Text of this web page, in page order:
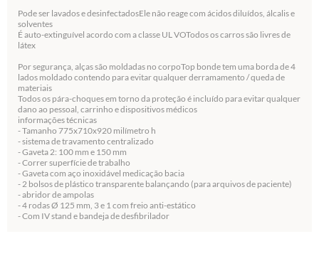
Pode ser lavados e desinfectadosEle não reage com ácidos diluídos, álcalis e
solventes
É auto-extinguível acordo com a classe UL VOTodos os carros são livres de
látex
Por segurança, alças são moldadas no corpoTop bonde tem uma borda de 4
lados moldado contendo para evitar qualquer derramamento / queda de
materiais
Todos os pára-choques em torno da proteção é incluído para evitar qualquer
dano ao pessoal, carrinho e dispositivos médicos
informações técnicas
- Tamanho 775x710x920 milímetro h
- sistema de travamento centralizado
- Gaveta 2: 100 mm e 150 mm
- Correr superfície de trabalho
- Gaveta com aço inoxidável medicação bacia
- 2 bolsos de plástico transparente balançando (para arquivos de paciente)
- abridor de ampolas
- 4 rodas Ø 125 mm, 3 e 1 com freio anti-estático
- Com IV stand e bandeja de desfibrilador